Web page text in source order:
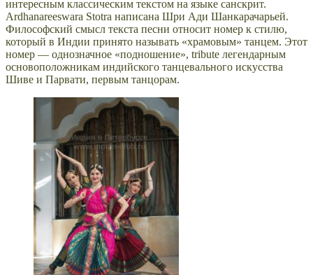
интересным классическим текстом на языке санскрит.
Ardhanareeswara Stotra написана Шри Ади Шанкарачарьей.
Философский смысл текста песни относит номер к стилю,
который в Индии принято называть «храмовым» танцем. Этот
номер — однозначное «подношение», tribute легендарным
основоположникам индийского танцевального искусства
Шиве и Парвати, первым танцорам.